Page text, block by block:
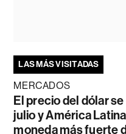
LAS MÁS VISITADAS
MERCADOS
El precio del dólar
julio y América
moneda más fuerte